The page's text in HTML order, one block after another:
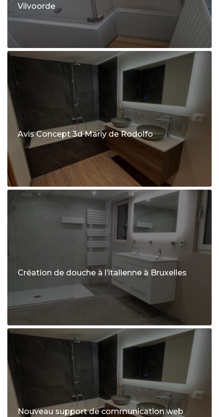
Vilvoorde
Avis Concept 3d Marly de Rodolfo
Création de douche à l’italienne à Bruxelles
Nouveau support de communication web